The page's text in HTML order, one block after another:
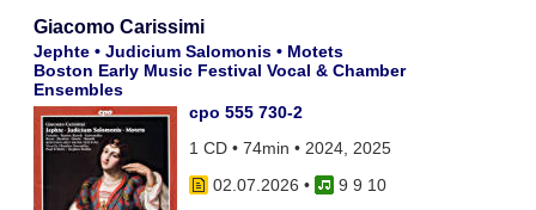
Giacomo Carissimi
Jephte • Judicium Salomonis • Motets
Boston Early Music Festival Vocal & Chamber
Ensembles
cpo 555 730-2
1 CD • 74min • 2024, 2025
02.07.2026 •
9 9 10